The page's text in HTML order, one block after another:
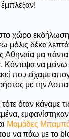
χώρο
μόλις δέκα
Αθηναία μα πάντα
Κόντεψα να μείνω
που είχαμε
με την
όταν κάναμε
εμφανίστηκαν
Μαμάδες
να πάω με το